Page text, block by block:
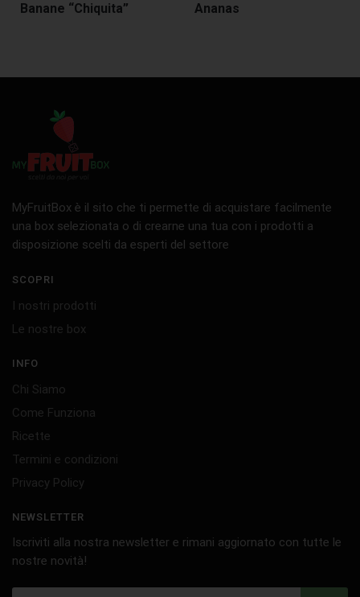
Banane “Chiquita” Ananas
MyFruitBox è il sito che ti permette di acquistare facilmente
una box selezionata o di crearne una tua con i prodotti a
disposizione scelti da esperti del settore
SCOPRI
I nostri prodotti
Le nostre box
INFO
Chi Siamo
Come Funziona
Ricette
Termini e condizioni
Privacy Policy
NEWSLETTER
Iscriviti alla nostra newsletter e rimani aggiornato con tutte le
nostre novità!